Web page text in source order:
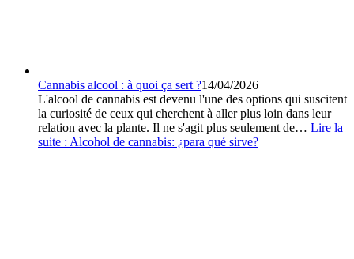
Cannabis alcool : à quoi ça sert ?14/04/2026
L'alcool de cannabis est devenu l'une des options qui suscitent
la curiosité de ceux qui cherchent à aller plus loin dans leur
relation avec la plante. Il ne s'agit plus seulement de… Lire la
suite : Alcohol de cannabis: ¿para qué sirve?